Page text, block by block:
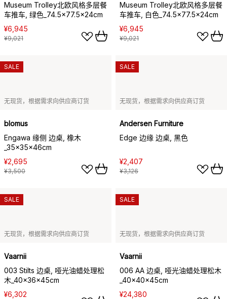
Museum Trolley北欧风格多层餐
车推车, 绿色_74.5x77.5x24cm
¥6,945
¥9,021
Museum Trolley北欧风格多层餐
车推车, 白色_74.5x77.5x24cm
¥6,945
¥9,021
无现货，根据需求向供应商订货
blomus
Engawa 缘侧 边桌, 橡木
_35x35x46cm
¥2,695
¥3,500
SALE
无现货，根据需求向供应商订货
Andersen Furniture
Edge 边缘 边桌, 黑色
¥2,407
¥3,126
SALE
无现货，根据需求向供应商订货
Vaarnii
003 Stilts 边桌, 哑光油蜡处理松
木_40x36x45cm
¥6,302
SALE
无现货，根据需求向供应商订货
Vaarnii
006 AA 边桌, 哑光油蜡处理松木
_40x40x45cm
¥24,380
SALE